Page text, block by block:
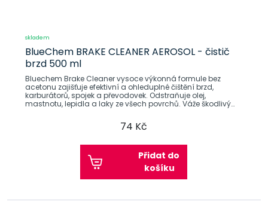
skladem
BlueChem BRAKE CLEANER AEROSOL - čistič
brzd 500 ml
Bluechem Brake Cleaner vysoce výkonná formule bez
acetonu zajišťuje efektivní a ohleduplné čištění brzd,
karburátorů, spojek a převodovek. Odstraňuje olej,
mastnotu, lepidla a laky ze všech povrchů. Váže škodlivý
74 Kč
Přidat do
košíku